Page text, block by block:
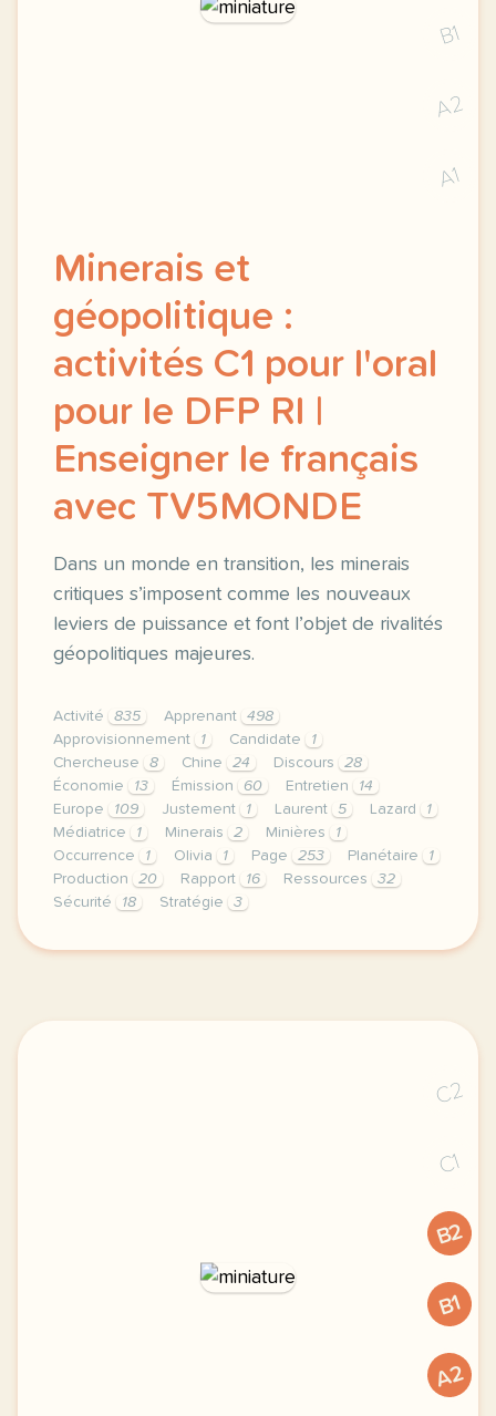
B1
A2
A1
Minerais et
géopolitique :
activités C1 pour l'oral
pour le DFP RI |
Enseigner le français
avec TV5MONDE
Dans un monde en transition, les minerais
critiques s’imposent comme les nouveaux
leviers de puissance et font l’objet de rivalités
géopolitiques majeures.
Activité 835 Apprenant
498
Approvisionnement
1 Candidate
1
Chercheuse
8 Chine 24 Discours
28
Économie
13 Émission 60 Entretien
14
Europe
109 Justement 1 Laurent 5 Lazard
1
Médiatrice
1 Minerais 2 Minières
1
Occurrence
1 Olivia 1 Page 253 Planétaire
1
Production
20 Rapport 16 Ressources
32
Sécurité
18 Stratégie 3
le respect de votre vie privee est une priorite
C2
C1
B2
B1
A2